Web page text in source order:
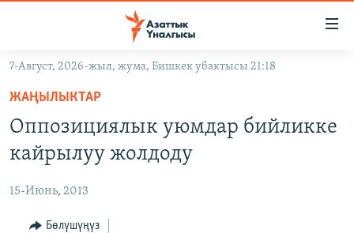
Навигацияга
өтүңүз
Издөөгө
салыңыз
ЭКОНОМИКА
МАДАНИЯТ
БОРБОР АЗИЯ
УКРАИНА
АТАЙЫН ИЛИКТӨӨ
ТВ ПРОГРАММАЛАР
7-Август, 2026-жыл, жума, Бишкек убактысы 21:18
ЖАҢЫЛЫКТАР
Оппозициялык уюмдар бийликке
кайрылуу жолдоду
15-Июнь, 2013
Бөлүшүңүз